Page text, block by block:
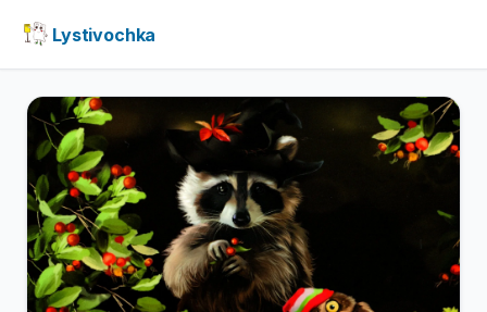
Lystivochka